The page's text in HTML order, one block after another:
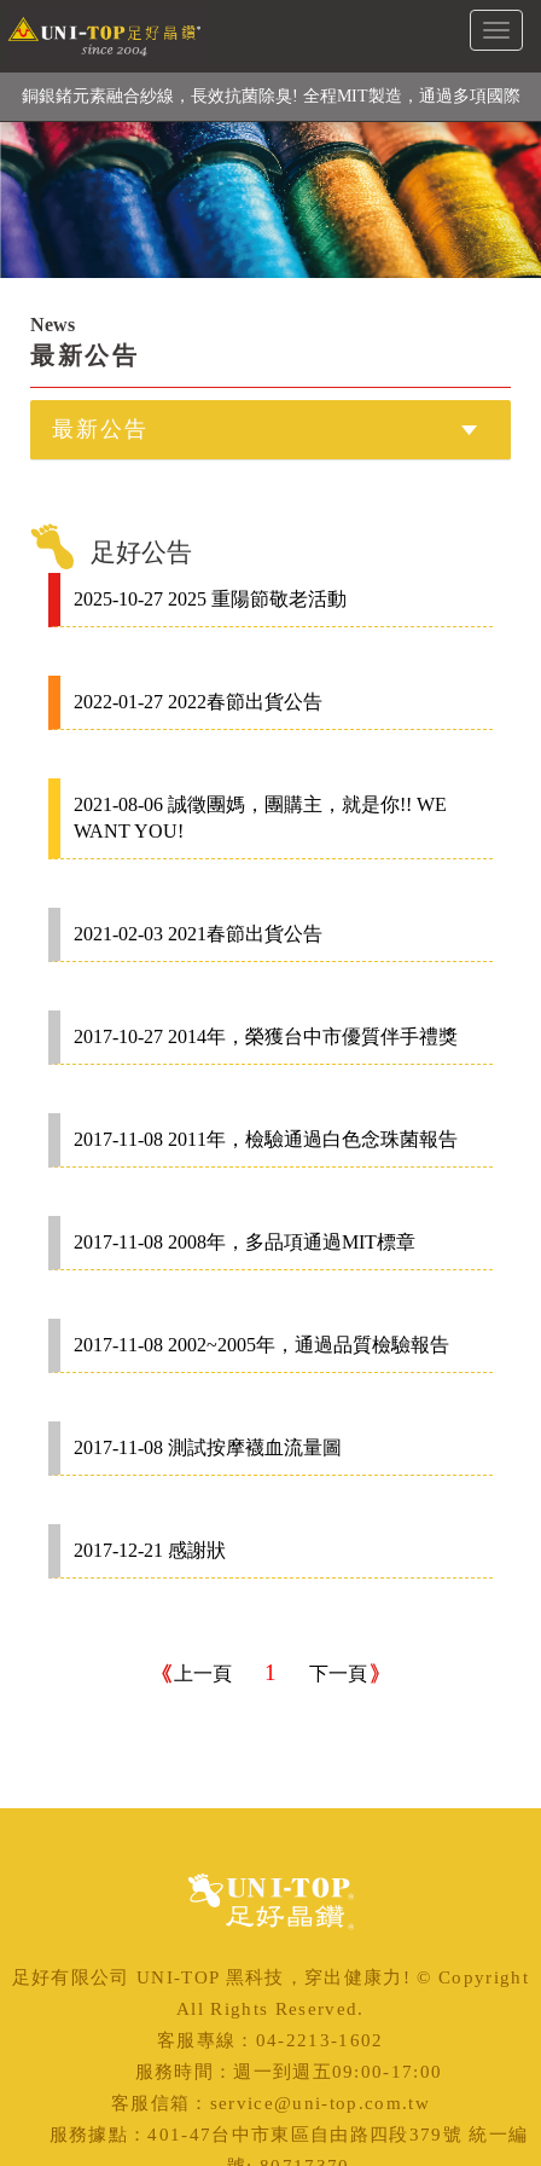
Toggle
級高性能纖維素材), 機能貼身衣物No. 1
銅銀鍺元素融合紗線，長效抗菌除臭! 全程MIT製造，通過多項國際
檢驗
【快來點我】H型銅銀纖維長效PP能量護膝! 支撐. 包覆感. 超透氣.
循環好
News
最新公告
最新公告
足好公告
2025-10-27 2025 重陽節敬老活動
2022-01-27 2022春節出貨公告
2021-08-06 誠徵團媽，團購主，就是你!! WE
WANT YOU!
2021-02-03 2021春節出貨公告
2017-10-27 2014年，榮獲台中市優質伴手禮獎
2017-11-08 2011年，檢驗通過白色念珠菌報告
2017-11-08 2008年，多品項通過MIT標章
2017-11-08 2002~2005年，通過品質檢驗報告
2017-11-08 測試按摩襪血流量圖
2017-12-21 感謝狀
上一頁 1 下一頁
足好有限公司 UNI-TOP 黑科技，穿出健康力! © Copyright
All Rights Reserved.
客服專線：04-2213-1602
服務時間：週一到週五09:00-17:00
客服信箱：service@uni-top.com.tw
服務據點：401-47台中市東區自由路四段379號 統一編